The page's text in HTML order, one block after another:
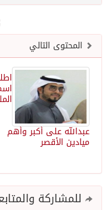
المحتوى التالي
عبدالله على أكبر وأهم
ميادين الأقصر
للمشاركة